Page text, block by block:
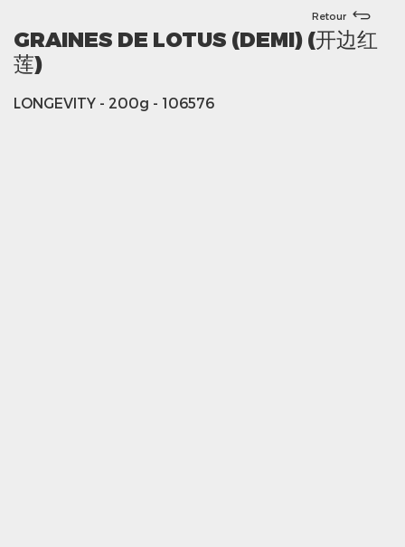
Retour
GRAINES DE LOTUS (DEMI) (开边红
莲)
LONGEVITY - 200g - 106576